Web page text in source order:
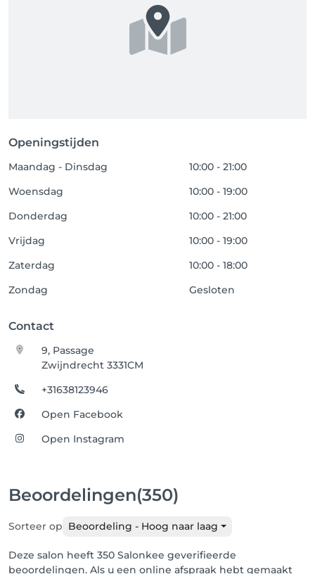
Openingstijden
Maandag - Dinsdag
10:00 - 21:00
Woensdag
10:00 - 19:00
Donderdag
10:00 - 21:00
Vrijdag
10:00 - 19:00
Zaterdag
10:00 - 18:00
Zondag
Gesloten
Contact
9, Passage
Zwijndrecht 3331CM
+31638123946
Open Facebook
Open Instagram
Beoordelingen(350)
Sorteer op Beoordeling - Hoog naar laag
Deze salon heeft 350 Salonkee geverifieerde
beoordelingen. Als u een online afspraak hebt gemaakt